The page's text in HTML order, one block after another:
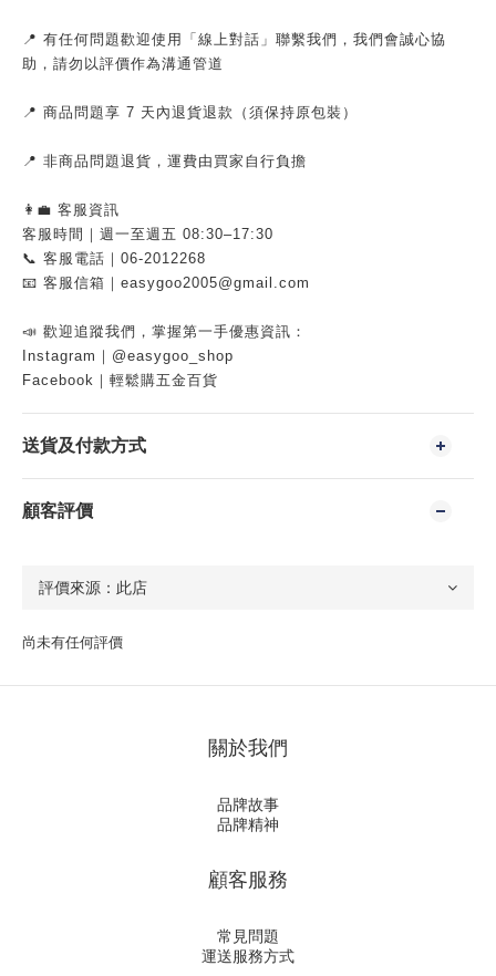
📍 有任何問題歡迎使用「線上對話」聯繫我們，我們會誠心協
助，請勿以評價作為溝通管道
📍 商品問題享 7 天內退貨退款（須保持原包裝）
📍 非商品問題退貨，運費由買家自行負擔
👩‍💼 客服資訊
客服時間｜週一至週五 08:30–17:30
📞 客服電話｜06-2012268
📧 客服信箱｜easygoo2005@gmail.com
📣 歡迎追蹤我們，掌握第一手優惠資訊：
Instagram｜@easygoo_shop
Facebook｜輕鬆購五金百貨
送貨及付款方式
顧客評價
尚未有任何評價
關於我們
品牌故事
品牌精神
顧客服務
常見問題
運送服務方式